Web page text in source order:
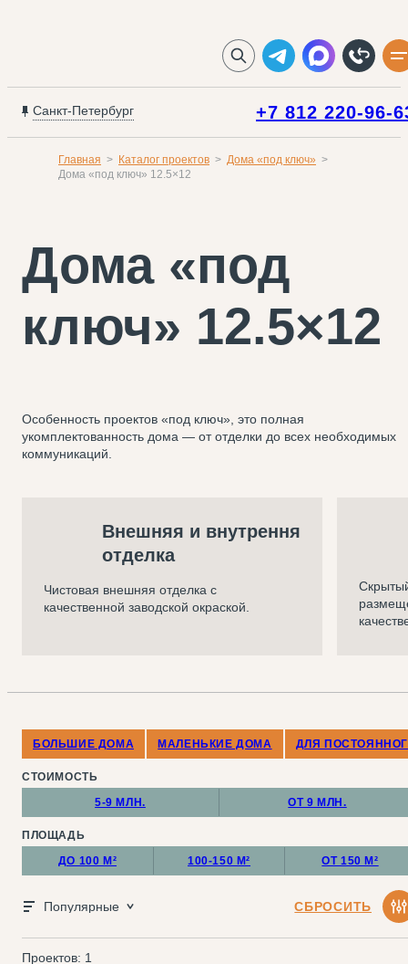
Санкт-Петербург +7 812 220-96-
Главная Каталог проектов
Дома «под ключ»
Дома «под ключ» 12.5×12
Дома «под
ключ» 12.5×12
Особенность проектов «под ключ», это полная
укомплектованность дома — от отделки до всех необходимых
коммуникаций.
Внешняя и внутрення
отделка
Чистовая внешняя отделка с
качественной заводской окраской.
БОЛЬШИЕ ДОМА МАЛЕНЬКИЕ ДОМА ДЛЯ
СТОИМОСТЬ
5-9 МЛН.
ОТ 9 МЛН.
ПЛОЩАДЬ
ДО 100 М²
100-150 М² ОТ 150 М²
Популярные СБРОСИТЬ
Проектов: 1